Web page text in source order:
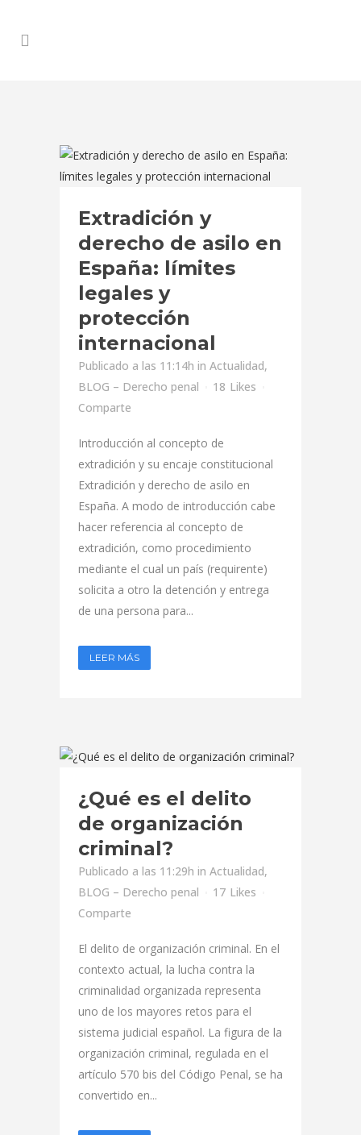
Extradición y
derecho de asilo en
España: límites
legales y
protección
internacional
Publicado a las 11:14h in Actualidad,
BLOG – Derecho penal
18 Likes
Comparte
Introducción al concepto de
extradición y su encaje constitucional
Extradición y derecho de asilo en
España. A modo de introducción cabe
hacer referencia al concepto de
extradición, como procedimiento
mediante el cual un país (requirente)
solicita a otro la detención y entrega
de una persona para...
LEER MÁS
¿Qué es el delito
de organización
criminal?
Publicado a las 11:29h in Actualidad,
BLOG – Derecho penal
17 Likes
Comparte
El delito de organización criminal. En el
contexto actual, la lucha contra la
criminalidad organizada representa
uno de los mayores retos para el
sistema judicial español. La figura de la
organización criminal, regulada en el
artículo 570 bis del Código Penal, se ha
convertido en...